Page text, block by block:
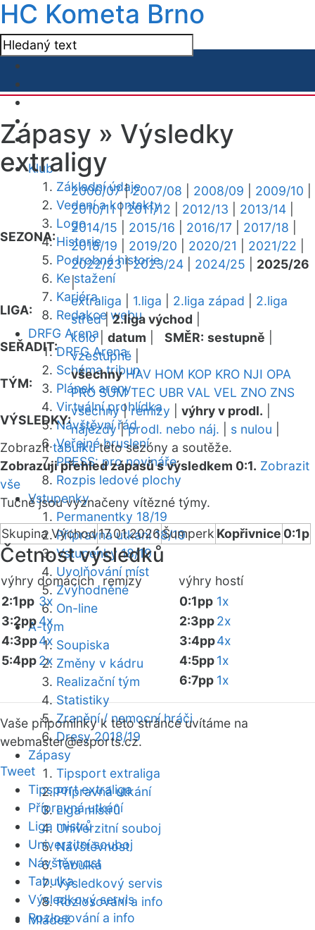
HC Kometa Brno
Klub
Základní údaje
Vedení a kontakty
Logo
Historie
Podrobná historie
Ke stažení
Kariéra
Redakce webu
DRFG Arena
DRFG Arena
Schéma tribun
Plánek areny
Virtuální prohlídka
Návštěvní řád
Veřejné bruslení
PRESS: pro novináře
Rozpis ledové plochy
Vstupenky
Permanentky 18/19
Přípravná utkání 18/19
Vstupenky 18/19
Uvolňování míst
Zvýhodněné
On-line
A-tým
Soupiska
Změny v kádru
Realizační tým
Statistiky
Zranění / nemocní hráči
Dresy 2018/19
Zápasy
Tipsport extraliga
Přípravná utkání
Liga mistrů
Univerzitní souboj
Návštěvnost
Tabulka
Výsledkový servis
Rozlosování a info
Mládež
Zápasy » Výsledky
extraligy
SEZONA:
2006/07|2007/08 2008/09 2009/10
2010/11|2011/12 2012/13 2013/14
2014/15
2015/16 2016/17 2017/18
2018/19
2019/20 2020/21 2021/22
2022/23|2023/24 2024/25
2025/26
|
LIGA:
extraliga 1.liga 2.liga západ
2.liga
střed|2.liga východ
SEŘADIT:
kolo| datum SMĚR: sestupně
vzestupně
TÝM:
všechny HAV HOM KOP KRO NJI OPA
PRO SUM TEC UBR VAL VEL ZNO ZNS
VÝSLEDKY:
všechny|remízy výhry v prodl.
nájezdy|prodl. nebo náj. s nulou
Zobrazittabulkutéto sezóny a soutěže.
Zobrazuji přehled zápasů s výsledkem 0:1. Zobrazit
vše
Tučně jsou vyznačeny vítězné týmy.
Skupina Východ17.01.2026Šumperk Kopřivnice 0:1p
Četnost výsledků
výhry domácíchremízy výhry hostí
2:1pp 3x
3:2pp4x
4:3pp4x
5:4pp2x
0:1pp 1x
2:3pp2x
3:4pp4x
4:5pp1x
6:7pp 1x
Vaše připomínky k této stránce uvítáme na
webmaster@esports.cz.
Tweet
Tipsport extraliga
Přípravná utkání
Liga mistrů
Univerzitní souboj
Návštěvnost
Tabulka
Výsledkový servis
Rozlosování a info